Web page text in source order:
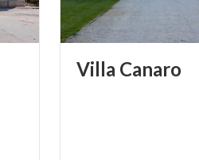
Villa Canaro